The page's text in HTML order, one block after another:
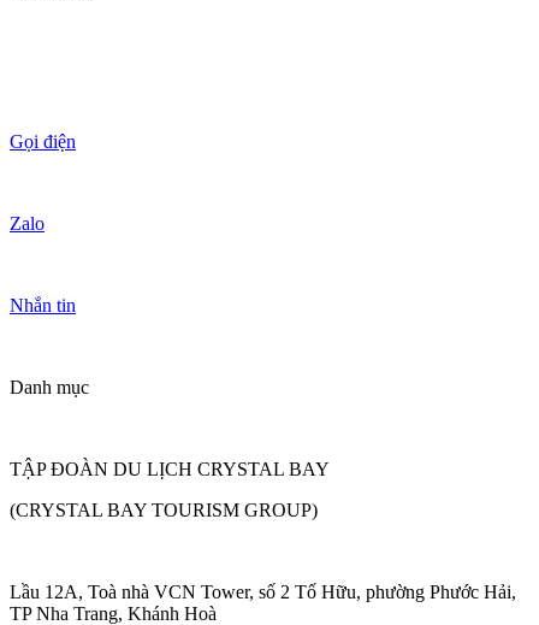
Gọi điện
Zalo
Nhắn tin
Danh mục
TẬP ĐOÀN DU LỊCH CRYSTAL BAY
(CRYSTAL BAY TOURISM GROUP)
Lầu 12A, Toà nhà VCN Tower, số 2 Tố Hữu, phường Phước Hải,
TP Nha Trang, Khánh Hoà